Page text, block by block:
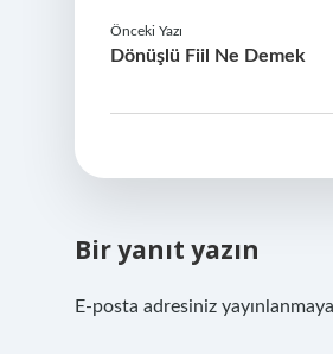
Önceki Yazı
Dönüşlü Fiil Ne Demek
Bir yanıt yazın
E-posta adresiniz